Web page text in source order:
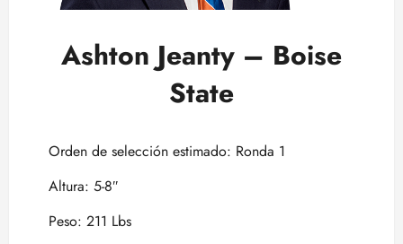
Ashton Jeanty – Boise
State
Orden de selección estimado: Ronda 1
Altura: 5-8″
Peso: 211 Lbs